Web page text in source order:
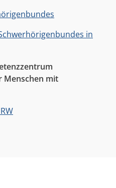
in
Menschen mit